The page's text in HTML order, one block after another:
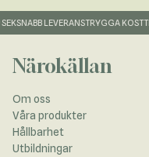
SNABB LEVERANSTRYGGA
Närokällan
Om oss
Våra produkter
Hållbarhet
Utbildningar